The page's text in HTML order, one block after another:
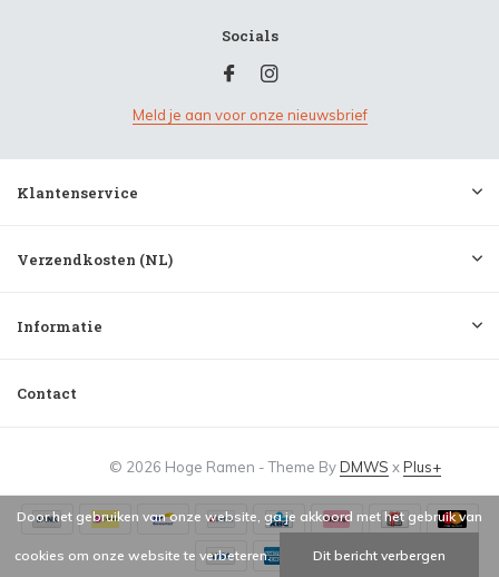
Socials
Meld je aan voor onze nieuwsbrief
Klantenservice
Verzendkosten (NL)
Informatie
Contact
© 2026 Hoge Ramen - Theme ByDMWS xPlus+
Door het gebruiken van onze website, ga je akkoord met het gebruik van
cookies om onze website te verbeteren. Dit bericht verbergen